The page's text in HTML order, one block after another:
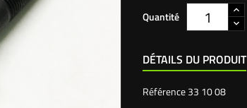
Quantité
DÉTAILS DU PRODUIT
Référence33 10 08